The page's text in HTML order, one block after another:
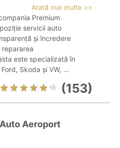
Arată mai multe >>
Premium
servicii auto
și încredere
este specializată în
Skoda și VW, ...
(153)
Aeroport